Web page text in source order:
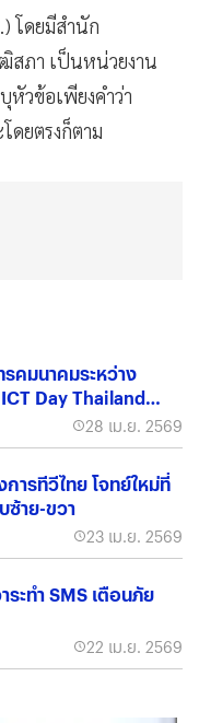
โดยมีสำนัก
ฒิสภา เป็นหน่วยงาน
หัวข้อเพียงคำว่า
ดยตรงก็ตาม
คมนาคมระหว่าง
Day Thailand
28 เม.ย. 2569
ารทีวีไทย โจทย์ใหม่ที่
ซ้าย-ขวา
23 เม.ย. 2569
ะทำ SMS เตือนภัย
22 เม.ย. 2569